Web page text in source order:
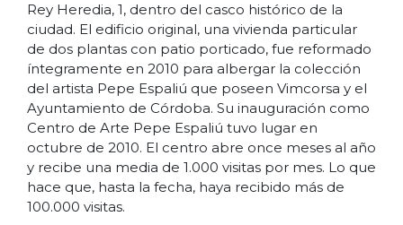
Rey Heredia, 1, dentro del casco histórico de la
ciudad. El edificio original, una vivienda particular
de dos plantas con patio porticado, fue reformado
íntegramente en 2010 para albergar la colección
del artista Pepe Espaliú que poseen Vimcorsa y el
Ayuntamiento de Córdoba. Su inauguración como
Centro de Arte Pepe Espaliú tuvo lugar en
octubre de 2010. El centro abre once meses al año
y recibe una media de 1.000 visitas por mes. Lo que
hace que, hasta la fecha, haya recibido más de
100.000 visitas.